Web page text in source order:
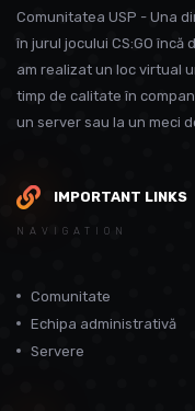
Comunitatea USP - Una
în jurul jocului CS:GO încă
am realizat un loc virtual
timp de calitate în
un server sau la un meci
IMPORTANT LINKS
NAVIGATION
Comunitate
Echipa administrativă
Servere